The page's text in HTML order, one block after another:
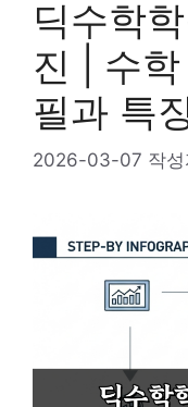
딕수학
진 | 수
필과 특
2026-03-07 작